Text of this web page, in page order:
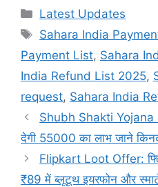
Categories
Latest Updates
Tags
Sahara India
Payment List, Sahara
India Refund List 2025,
request, Sahara India
Shubh Shakti Yojana
देगी 55000 का लाभ जाने
Flipkart Loot Offer:
₹89 में ब्लूटूथ इयरफोन और